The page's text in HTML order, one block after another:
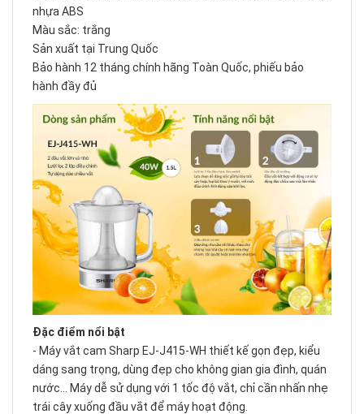
nhựa ABS
Màu sắc: trắng
Sản xuất tại Trung Quốc
Bảo hành 12 tháng chính hãng Toàn Quốc, phiếu bảo
hành đầy đủ
Đặc điểm nổi bật
- Máy vắt cam Sharp EJ-J415-WH thiết kế gọn đẹp, kiểu
dáng sang trọng, dùng đẹp cho không gian gia đình, quán
nước... Máy dễ sử dụng với 1 tốc độ vắt, chỉ cần nhấn nhẹ
trái cây xuống đầu vắt để máy hoạt động.